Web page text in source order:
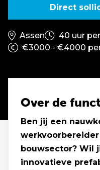
Direct
Assen
40 uur
€3000 - €4000
Over de
Ben jij een
bouwsector? Wil
innovatieve